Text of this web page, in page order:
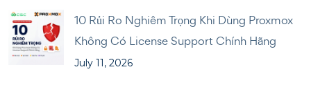
10 Rủi Ro Nghiêm Trọng Khi Dùng Proxmox
Không Có License Support Chính Hãng
July 11, 2026